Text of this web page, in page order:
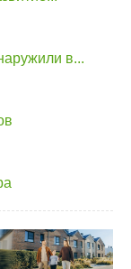
в...